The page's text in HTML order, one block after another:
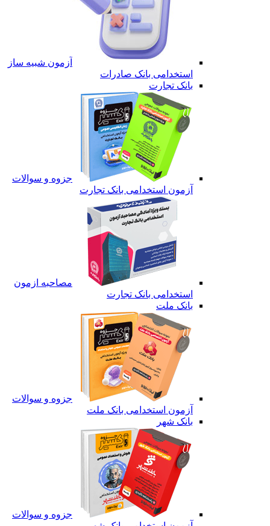
آزمون شبیه ساز
استخدامی بانک صادرات
بانک تجارت
جزوه و سوالات
آزمون استخدامی بانک تجارت
مصاحبه ازمون
استخدامی بانک تجارت
بانک ملت
جزوه و سوالات
آزمون استخدامی بانک ملت
بانک شهر
جزوه و سوالات